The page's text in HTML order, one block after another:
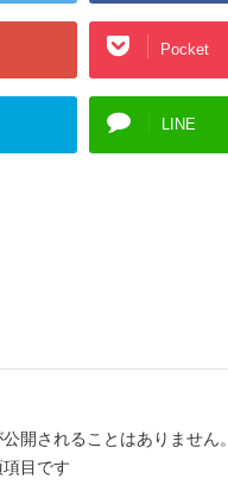
Pocket
LINE
開されることはありません。
目です